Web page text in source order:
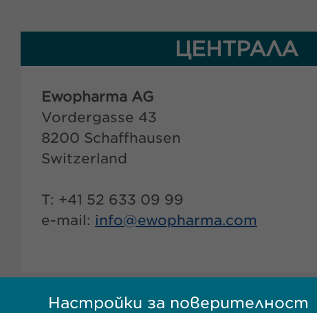
ЦЕНТРАЛА
Ewopharma AG
Vordergasse 43
8200 Schaffhausen
Switzerland
T: +41 52 633 09 99
e-mail: info@ewopharma.com
Настройки за поверителност